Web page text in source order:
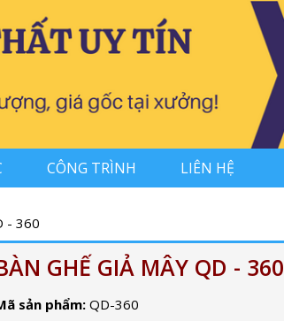
CÔNG TRÌNH LIÊN HỆ
- 360
GHẾ GIẢ MÂY QD - 360
sản phẩm: QD-360